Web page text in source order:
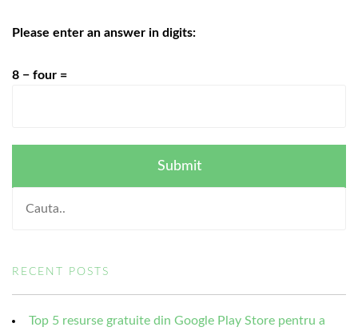
Please enter an answer in digits:
8 − four =
RECENT POSTS
Top 5 resurse gratuite din Google Play Store pentru a